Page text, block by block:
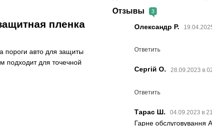
пленка
пороги авто для защиты
подходит для точечной
Отзывы
3
Олександр Р.
Ответить
Сергій О. 28.09.2023 в
Ответить
Тарас Ш. 04.09.2023 в
Гарне обслуговування